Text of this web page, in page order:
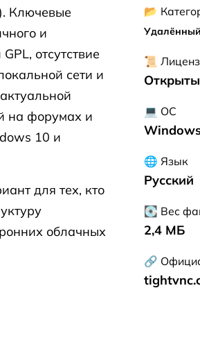
Ключевые
и
отсутствие
сети и
на форумах и
10 и
для тех, кто
облачных
📂
📜
💻 ОС
🌐 Язык
Русский
💽 Вес
2,4 МБ
🔗